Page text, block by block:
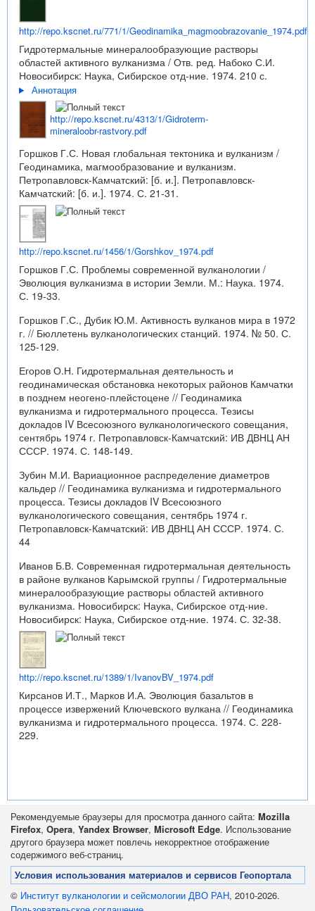
http://repo.kscnet.ru/771/1/Geodinamika_magmoobrazovanie_1974.pdf
Гидротермальные минералообразующие растворы
областей активного вулканизма / Отв. ред. Набоко С.И.
Новосибирск: Наука, Сибирское отд-ние. 1974. 210 с.
Аннотация
http://repo.kscnet.ru/4313/1/Gidroterm-
mineraloobr-rastvory.pdf
Горшков Г.С. Новая глобальная тектоника и вулканизм /
Геодинамика, магмообразование и вулканизм.
Петропавловск-Камчатский: [б. и.]. Петропавловск-
Камчатский: [б. и.]. 1974. С. 21-31.
http://repo.kscnet.ru/1456/1/Gorshkov_1974.pdf
Горшков Г.С. Проблемы современной вулканологии /
Эволюция вулканизма в истории Земли. М.: Наука. 1974.
С. 19-33.
Горшков Г.С., Дубик Ю.М. Активность вулканов мира в 1972
г. // Бюллетень вулканологических станций. 1974. № 50. С.
125-129.
Егоров О.Н. Гидротермальная деятельность и
геодинамическая обстановка некоторых районов Камчатки
в позднем неогено-плейстоцене // Геодинамика
вулканизма и гидротермального процесса. Тезисы
докладов IV Всесоюзного вулканологического совещания,
сентябрь 1974 г. Петропавловск-Камчатский: ИВ ДВНЦ АН
СССР. 1974. С. 148-149.
Зубин М.И. Вариационное распределение диаметров
кальдер // Геодинамика вулканизма и гидротермального
процесса. Тезисы докладов IV Всесоюзного
вулканологического совещания, сентябрь 1974 г.
Петропавловск-Камчатский: ИВ ДВНЦ АН СССР. 1974. С.
44
Иванов Б.В. Современная гидротермальная деятельность
в районе вулканов Карымской группы / Гидротермальные
минералообразующие растворы областей активного
вулканизма. Новосибирск: Наука, Сибирское отд-ние.
Новосибирск: Наука, Сибирское отд-ние. 1974. С. 32-38.
http://repo.kscnet.ru/1389/1/IvanovBV_1974.pdf
Кирсанов И.Т., Марков И.А. Эволюция базальтов в
процессе извержений Ключевского вулкана // Геодинамика
вулканизма и гидротермального процесса. 1974. С. 228-
229.
Рекомендуемые браузеры для просмотра данного сайта: Mozilla
Firefox, Opera, Yandex Browser, Microsoft Edge. Использование
другого браузера может повлечь некорректное отображение
содержимого веб-страниц.
Условия использования материалов и сервисов Геопортала
© Институт вулканологии и сейсмологии ДВО РАН, 2010-2026.